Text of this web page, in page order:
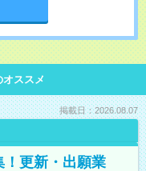
ススメ
掲載日：2026.08.07
！更新・出願業